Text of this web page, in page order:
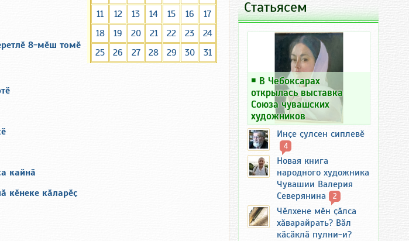
11
12 13 14 15 16
17
18
19 20 21 22 23
24
25
26 27 28 29 30 31
8-мӗш томӗ
кайнӑ
кӗнеке кӑларӗҫ
Статьясем
￭ В Чебоксарах
открылась выставка
Союза чувашских
художников
Инҫе ҫулсен сиплевӗ
4
Новая книга
народного художника
Чувашии Валерия
Северянина
2
Чӗлхене мӗн ҫӑлса
хӑварайрать? Вӑл
кӑсӑклӑ пулни-и?